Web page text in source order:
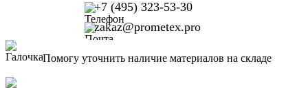
+7 (495) 323-53-30
zakaz@prometex.pro
Помогу уточнить наличие материалов на складе